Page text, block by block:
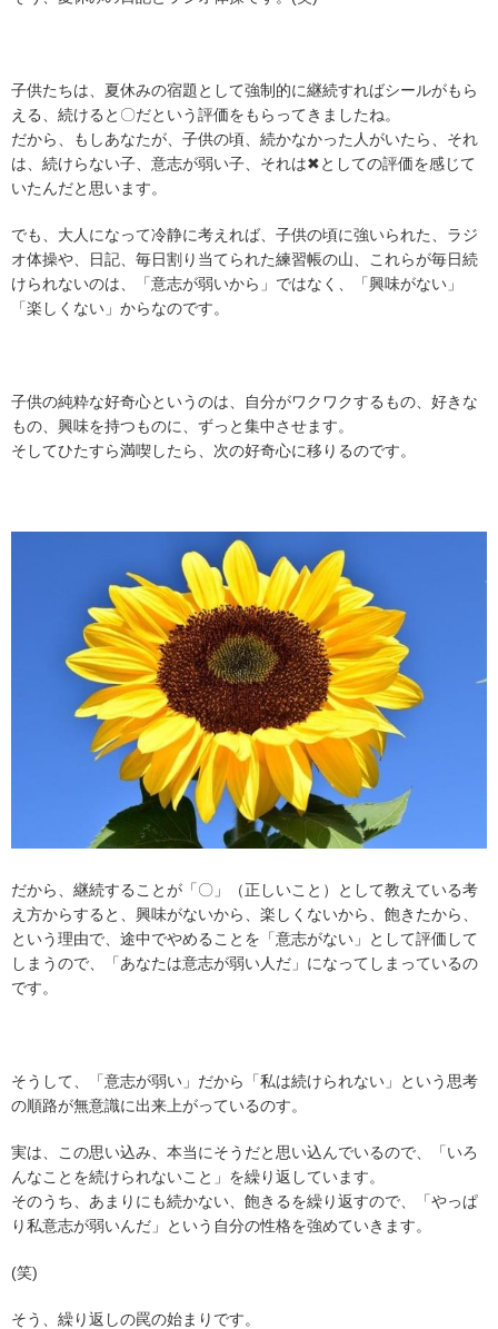
子供たちは、夏休みの宿題として強制的に継続すればシールがもら
える、続けると〇だという評価をもらってきましたね。
だから、もしあなたが、子供の頃、続かなかった人がいたら、それ
は、続けらない子、意志が弱い子、それは✖としての評価を感じて
いたんだと思います。
でも、大人になって冷静に考えれば、子供の頃に強いられた、ラジ
オ体操や、日記、毎日割り当てられた練習帳の山、これらが毎日続
けられないのは、「意志が弱いから」ではなく、「興味がない」
「楽しくない」からなのです。
子供の純粋な好奇心というのは、自分がワクワクするもの、好きな
もの、興味を持つものに、ずっと集中させます。
そしてひたすら満喫したら、次の好奇心に移りるのです。
だから、継続することが「〇」（正しいこと）として教えている考
え方からすると、興味がないから、楽しくないから、飽きたから、
という理由で、途中でやめることを「意志がない」として評価して
しまうので、「あなたは意志が弱い人だ」になってしまっているの
です。
そうして、「意志が弱い」だから「私は続けられない」という思考
の順路が無意識に出来上がっているのす。
実は、この思い込み、本当にそうだと思い込んでいるので、「いろ
んなことを続けられないこと」を繰り返しています。
そのうち、あまりにも続かない、飽きるを繰り返すので、「やっぱ
り私意志が弱いんだ」という自分の性格を強めていきます。
(笑)
そう、繰り返しの罠の始まりです。